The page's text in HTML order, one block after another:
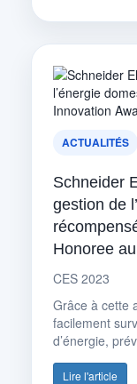
ACTUALITÉS
Schneider
gestion de
Honoree
CES 2023
Grâce à cette
facilement
d’énergie,
Lire l'article